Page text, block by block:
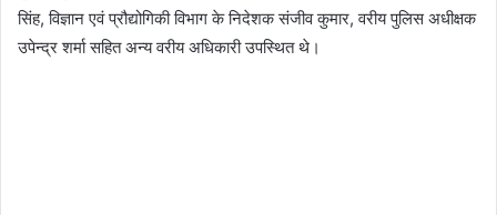
सिंह, विज्ञान एवं प्रौद्योगिकी विभाग के निदेशक संजीव कुमार, वरीय पुलिस अधीक्षक
उपेन्द्र शर्मा सहित अन्य वरीय अधिकारी उपस्थित थे।